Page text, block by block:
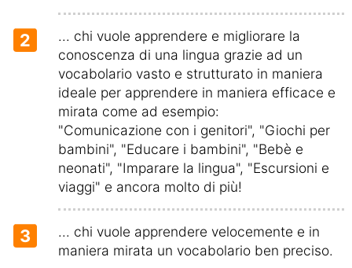
2
... chi vuole apprendere e migliorare la
conoscenza di una lingua grazie ad un
vocabolario vasto e strutturato in maniera
ideale per apprendere in maniera efficace e
mirata come ad esempio:
"Comunicazione con i genitori", "Giochi per
bambini", "Educare i bambini", "Bebè e
neonati", "Imparare la lingua", "Escursioni e
viaggi" e ancora molto di più!
3
... chi vuole apprendere velocemente e in
maniera mirata un vocabolario ben preciso.